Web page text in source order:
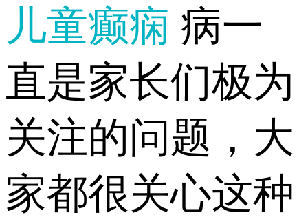
儿童癫痫 病一
直是家长们极为
关注的问题，大
家都很关心这种